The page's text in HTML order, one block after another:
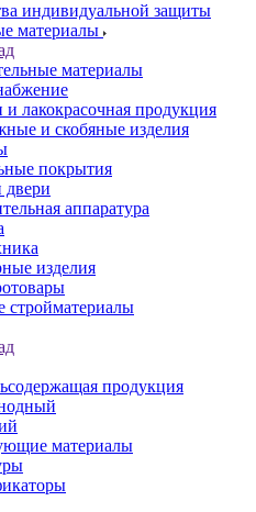
индивидуальной защиты
материалы
материалы
и лакокрасочная продукция
и скобяные изделия
покрытия
аппаратура
изделия
стройматериалы
продукция
материалы